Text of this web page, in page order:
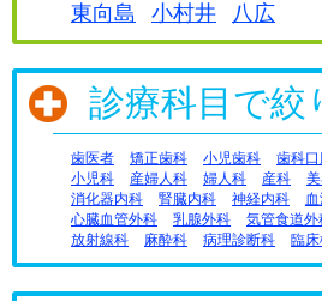
東向島 小村井 八広
診療科目で絞
歯医者 矯正歯科 小児歯科 歯科
小児科
産婦人科 婦人科 産科
消化器内科
腎臓内科 神経内科
心臓血管外科
乳腺外科 気管食道外
放射線科
麻酔科 病理診断科 臨